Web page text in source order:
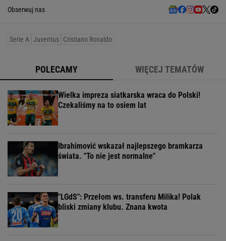
Obserwuj nas
Serie A Juventus Cristiano Ronaldo
POLECAMY WIĘCEJ TEMATÓW
Wielka impreza siatkarska wraca do Polski!
Czekaliśmy na to osiem lat
Ibrahimović wskazał najlepszego bramkarza
świata. "To nie jest normalne"
"LGdS": Przełom ws. transferu Milika! Polak
bliski zmiany klubu. Znana kwota